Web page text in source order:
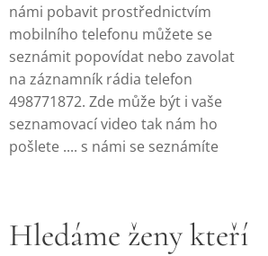
námi pobavit prostřednictvím
mobilního telefonu můžete se
seznámit popovídat nebo zavolat
na záznamník rádia telefon
498771872. Zde může být i vaše
seznamovací video tak nám ho
pošlete .... s námi se seznámíte
Hledáme ženy kteří